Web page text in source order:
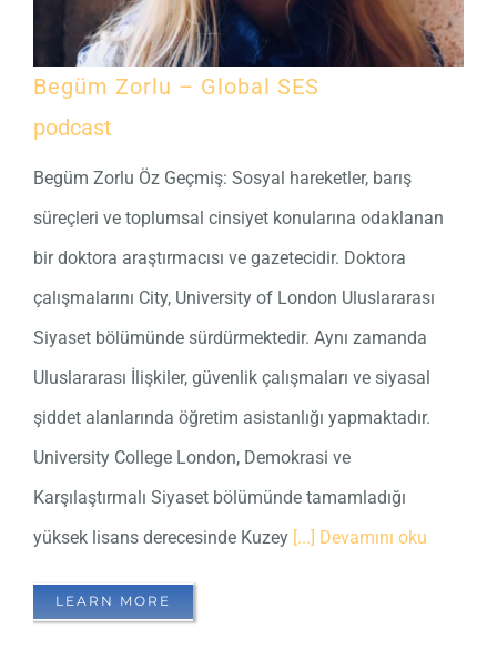
Begüm Zorlu – Global SES
podcast
Begüm Zorlu Öz Geçmiş: Sosyal hareketler, barış
süreçleri ve toplumsal cinsiyet konularına odaklanan
bir doktora araştırmacısı ve gazetecidir. Doktora
çalışmalarını City, University of London Uluslararası
Siyaset bölümünde sürdürmektedir. Aynı zamanda
Uluslararası İlişkiler, güvenlik çalışmaları ve siyasal
şiddet alanlarında öğretim asistanlığı yapmaktadır.
University College London, Demokrasi ve
Karşılaştırmalı Siyaset bölümünde tamamladığı
yüksek lisans derecesinde Kuzey [...] Devamını oku
LEARN MORE